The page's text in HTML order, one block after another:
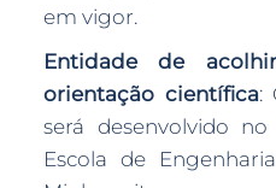
em vigor.
Entidade de
orientação científica:
será desenvolvido
Escola de